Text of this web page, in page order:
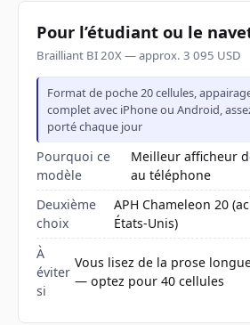
Pour l’étudiant ou le
Brailliant BI 20X — approx. 3 095 USD
Format de poche 20 cellules,
complet avec iPhone ou Android,
porté chaque jour
Pourquoi ce
modèle
Meilleur afficheur
au téléphone
Deuxième
choix
APH Chameleon 20
États-Unis)
À
éviter
si
Vous lisez de la prose
— optez pour 40 cellules